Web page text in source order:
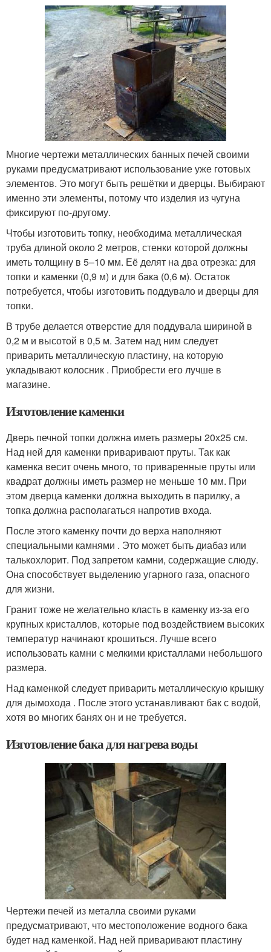
Многие чертежи металлических банных печей своими
руками предусматривают использование уже готовых
элементов. Это могут быть решётки и дверцы. Выбирают
именно эти элементы, потому что изделия из чугуна
фиксируют по-другому.
Чтобы изготовить топку, необходима металлическая
труба длиной около 2 метров, стенки которой должны
иметь толщину в 5–10 мм. Её делят на два отрезка: для
топки и каменки (0,9 м) и для бака (0,6 м). Остаток
потребуется, чтобы изготовить поддувало и дверцы для
топки.
В трубе делается отверстие для поддувала шириной в
0,2 м и высотой в 0,5 м. Затем над ним следует
приварить металлическую пластину, на которую
укладывают колосник . Приобрести его лучше в
магазине.
Изготовление каменки
Дверь печной топки должна иметь размеры 20х25 см.
Над ней для каменки приваривают пруты. Так как
каменка весит очень много, то приваренные пруты или
квадрат должны иметь размер не меньше 10 мм. При
этом дверца каменки должна выходить в парилку, а
топка должна располагаться напротив входа.
После этого каменку почти до верха наполняют
специальными камнями . Это может быть диабаз или
талькохлорит. Под запретом камни, содержащие слюду.
Она способствует выделению угарного газа, опасного
для жизни.
Гранит тоже не желательно класть в каменку из-за его
крупных кристаллов, которые под воздействием высоких
температур начинают крошиться. Лучше всего
использовать камни с мелкими кристаллами небольшого
размера.
Над каменкой следует приварить металлическую крышку
для дымохода . После этого устанавливают бак с водой,
хотя во многих банях он и не требуется.
Изготовление бака для нагрева воды
Чертежи печей из металла своими руками
предусматривают, что местоположение водного бака
будет над каменкой. Над ней приваривают пластину